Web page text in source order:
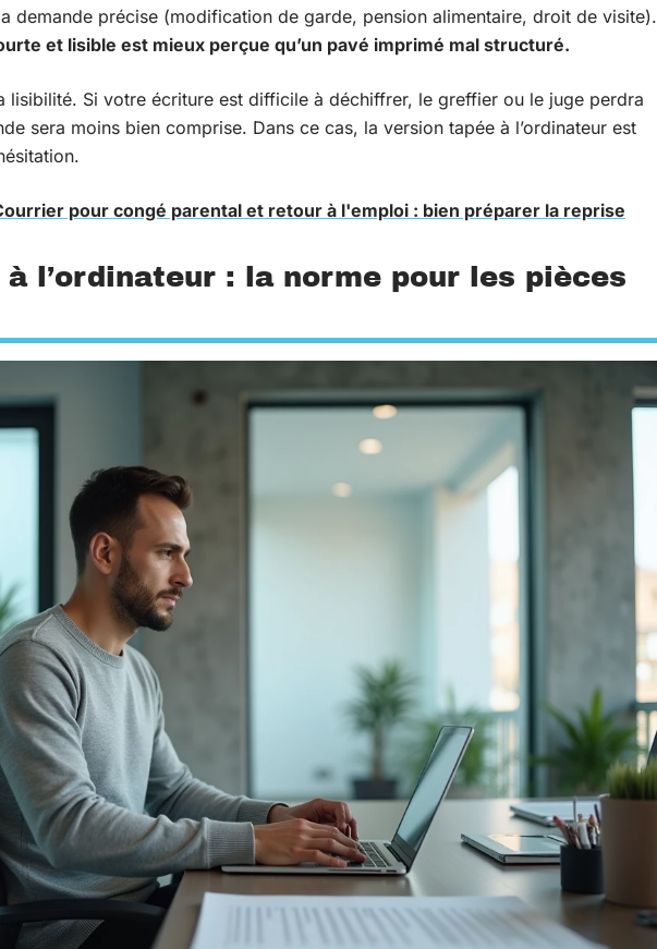
demande précise (modification de garde, pension alimentaire, droit de visite).
et lisible est mieux perçue qu’un pavé imprimé mal structuré.
lisibilité. Si votre écriture est difficile à déchiffrer, le greffier ou le juge perdra
sera moins bien comprise. Dans ce cas, la version tapée à l’ordinateur est
pour congé parental et retour à l'emploi : bien préparer la reprise
l’ordinateur : la norme pour les pièces